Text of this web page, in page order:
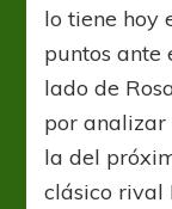
lo tiene hoy
puntos ante
lado de
por analizar
la del
clásico rival